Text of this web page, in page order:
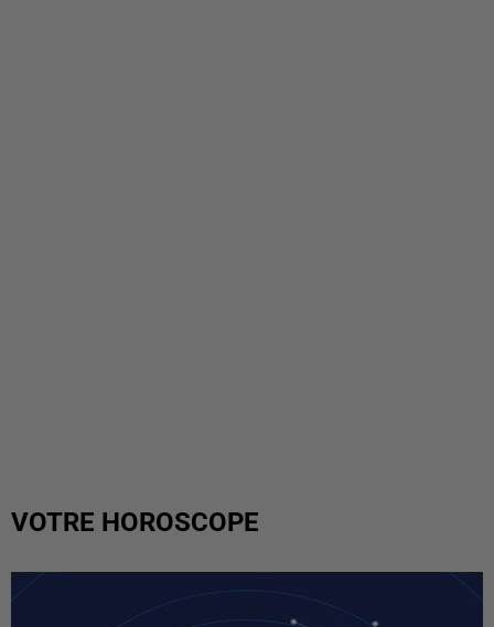
VOTRE HOROSCOPE